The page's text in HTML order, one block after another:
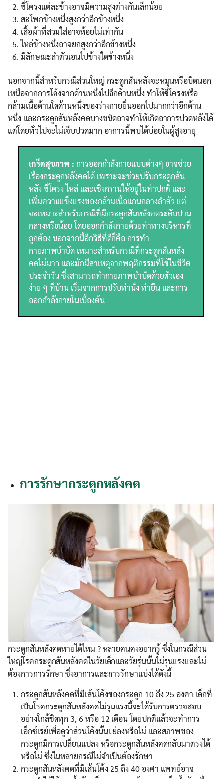
ซี่โครงแต่ละข้างอาจมีความสูงต่างกันเล็กน้อย
สะโพกข้างหนึ่งสูงกว่าอีกข้างหนึ่ง
เสื้อผ้าที่สวมใส่อาจห้อยไม่เท่ากัน
ไหล่ข้างหนึ่งอาจยกสูงกว่าอีกข้างหนึ่ง
มีลักษณะลำตัวเอนไปข้างใดข้างหนึ่ง
นอกจากนี้สำหรับกรณีส่วนใหญ่ กระดูกสันหลังจะหมุนหรือบิดนอก
เหนือจากการโค้งจากด้านหนึ่งไปอีกด้านหนึ่ง ทำให้ซี่โครงหรือ
กล้ามเนื้อด้านใดด้านหนึ่งของร่างกายยื่นออกไปมากกว่าอีกด้าน
หนึ่ง และกระดูกสันหลังคดบางชนิดอาจทำให้เกิดอาการปวดหลังได้
แต่โดยทั่วไปจะไม่เจ็บปวดมาก อาการนี้พบได้บ่อยในผู้สูงอายุ
เกร็ดสุขภาพ : การออกกำลังกายแบบต่างๆ อาจช่วย
เรื่องกระดูกหลังคดได้ เพราะจะช่วยปรับกระดูกสัน
หลัง ซี่โครง ไหล่ และเชิงกรานให้อยู่ในท่าปกติ และ
เพิ่มความแข็งแรงของกล้ามเนื้อแกนกลางลำตัว แต่
จะเหมาะสำหรับกรณีที่มีกระดูกสันหลังคดระดับปาน
กลางหรือน้อย โดยออกกำลังกายด้วยท่าทางบริหารที่
ถูกต้อง นอกจากนี้อีกวิธีที่ดีก็คือ การทำ
กายภาพบำบัด เหมาะสำหรับกรณีที่กระดูกสันหลัง
คดไม่มาก และมักมีสาเหตุจากพฤติกรรมที่ใช้ในชีวิต
ประจำวัน ซึ่งสามารถทำกายภาพบำบัดด้วยตัวเอง
ง่าย ๆ ที่บ้าน เริ่มจากการปรับท่านั่ง ท่ายืน และการ
ออกกำลังกายในเบื้องต้น
การรักษากระดูกหลังคด
กระดูกสันหลังคดหายได้ไหม ? หลายคนคงอยากรู้ ซึ่งในกรณีส่วน
ใหญ่โรคกระดูกสันหลังคดในวัยเด็กและวัยรุ่นนั้นไม่รุนแรงและไม่
ต้องการการรักษา ซึ่งอาการและการรักษาแบ่งได้ดังนี้
กระดูกสันหลังคดที่มีเส้นโค้งของกระดูก 10 ถึง 25 องศา เด็กที่
เป็นโรคกระดูกสันหลังคดไม่รุนแรงนี้จะได้รับการตรวจสอบ
อย่างใกล้ชิดทุก 3, 6 หรือ 12 เดือน โดยปกติแล้วจะทำการ
เอ็กซ์เรย์เพื่อดูว่าส่วนโค้งนั้นแย่ลงหรือไม่ และสภาพของ
กระดูกมีการเปลี่ยนแปลง หรือกระดูกสันหลังคดกลับมาตรงได้
หรือไม่ ซึ่งในหลายกรณีไม่จำเป็นต้องรักษา
กระดูกสันหลังคดที่มีเส้นโค้ง 25 ถึง 40 องศา แพทย์อาจ